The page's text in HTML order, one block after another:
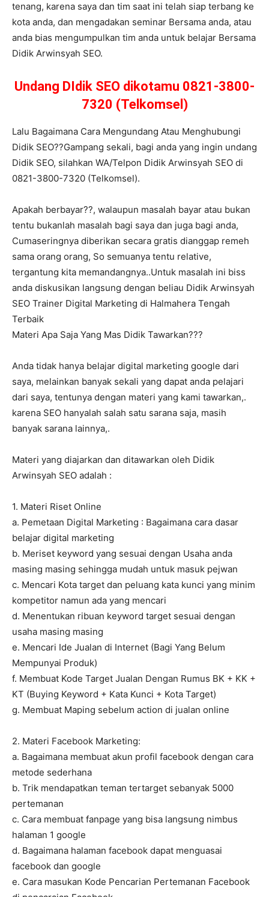
tenang, karena saya dan tim saat ini telah siap terbang ke
kota anda, dan mengadakan seminar Bersama anda, atau
anda bias mengumpulkan tim anda untuk belajar Bersama
Didik Arwinsyah SEO.
Undang DIdik SEO dikotamu 0821-3800-
7320 (Telkomsel)
Lalu Bagaimana Cara Mengundang Atau Menghubungi
Didik SEO??Gampang sekali, bagi anda yang ingin undang
Didik SEO, silahkan WA/Telpon Didik Arwinsyah SEO di
0821-3800-7320 (Telkomsel).
Apakah berbayar??, walaupun masalah bayar atau bukan
tentu bukanlah masalah bagi saya dan juga bagi anda,
Cumaseringnya diberikan secara gratis dianggap remeh
sama orang orang, So semuanya tentu relative,
tergantung kita memandangnya..Untuk masalah ini biss
anda diskusikan langsung dengan beliau Didik Arwinsyah
SEO Trainer Digital Marketing di Halmahera Tengah
Terbaik
Materi Apa Saja Yang Mas Didik Tawarkan???
Anda tidak hanya belajar digital marketing google dari
saya, melainkan banyak sekali yang dapat anda pelajari
dari saya, tentunya dengan materi yang kami tawarkan,.
karena SEO hanyalah salah satu sarana saja, masih
banyak sarana lainnya,.
Materi yang diajarkan dan ditawarkan oleh Didik
Arwinsyah SEO adalah :
1. Materi Riset Online
a. Pemetaan Digital Marketing : Bagaimana cara dasar
belajar digital marketing
b. Meriset keyword yang sesuai dengan Usaha anda
masing masing sehingga mudah untuk masuk pejwan
c. Mencari Kota target dan peluang kata kunci yang minim
kompetitor namun ada yang mencari
d. Menentukan ribuan keyword target sesuai dengan
usaha masing masing
e. Mencari Ide Jualan di Internet (Bagi Yang Belum
Mempunyai Produk)
f. Membuat Kode Target Jualan Dengan Rumus BK + KK +
KT (Buying Keyword + Kata Kunci + Kota Target)
g. Membuat Maping sebelum action di jualan online
2. Materi Facebook Marketing:
a. Bagaimana membuat akun profil facebook dengan cara
metode sederhana
b. Trik mendapatkan teman tertarget sebanyak 5000
pertemanan
c. Cara membuat fanpage yang bisa langsung nimbus
halaman 1 google
d. Bagaimana halaman facebook dapat menguasai
facebook dan google
e. Cara masukan Kode Pencarian Pertemanan Facebook